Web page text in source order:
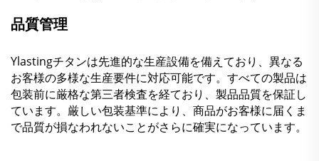
品質管理
Ylastingチタンは先進的な生産設備を備えており、異なる
お客様の多様な生産要件に対応可能です。すべての製品は
包装前に厳格な第三者検査を経ており、製品品質を保証し
ています。厳しい包装基準により、商品がお客様に届くま
で品質が損なわれないことがさらに確実になっています。